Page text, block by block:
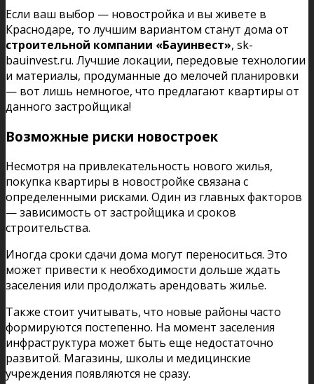
Если ваш выбор — новостройка и вы живете в
Краснодаре, то лучшим вариантом станут дома от
строительной компании «Бауинвест», sk-
bauinvest.ru. Лучшие локации, передовые технологии
и материалы, продуманные до мелочей планировки
— вот лишь немногое, что предлагают квартиры от
данного застройщика!
Возможные риски новостроек
Несмотря на привлекательность нового жилья,
покупка квартиры в новостройке связана с
определенными рисками. Один из главных факторов
— зависимость от застройщика и сроков
строительства.
Иногда сроки сдачи дома могут переноситься. Это
может привести к необходимости дольше ждать
заселения или продолжать арендовать жилье.
Также стоит учитывать, что новые районы часто
формируются постепенно. На момент заселения
инфраструктура может быть еще недостаточно
развитой. Магазины, школы и медицинские
учреждения появляются не сразу.